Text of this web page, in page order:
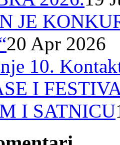
JE
20 Apr 2026
10.
I
I SATNICU